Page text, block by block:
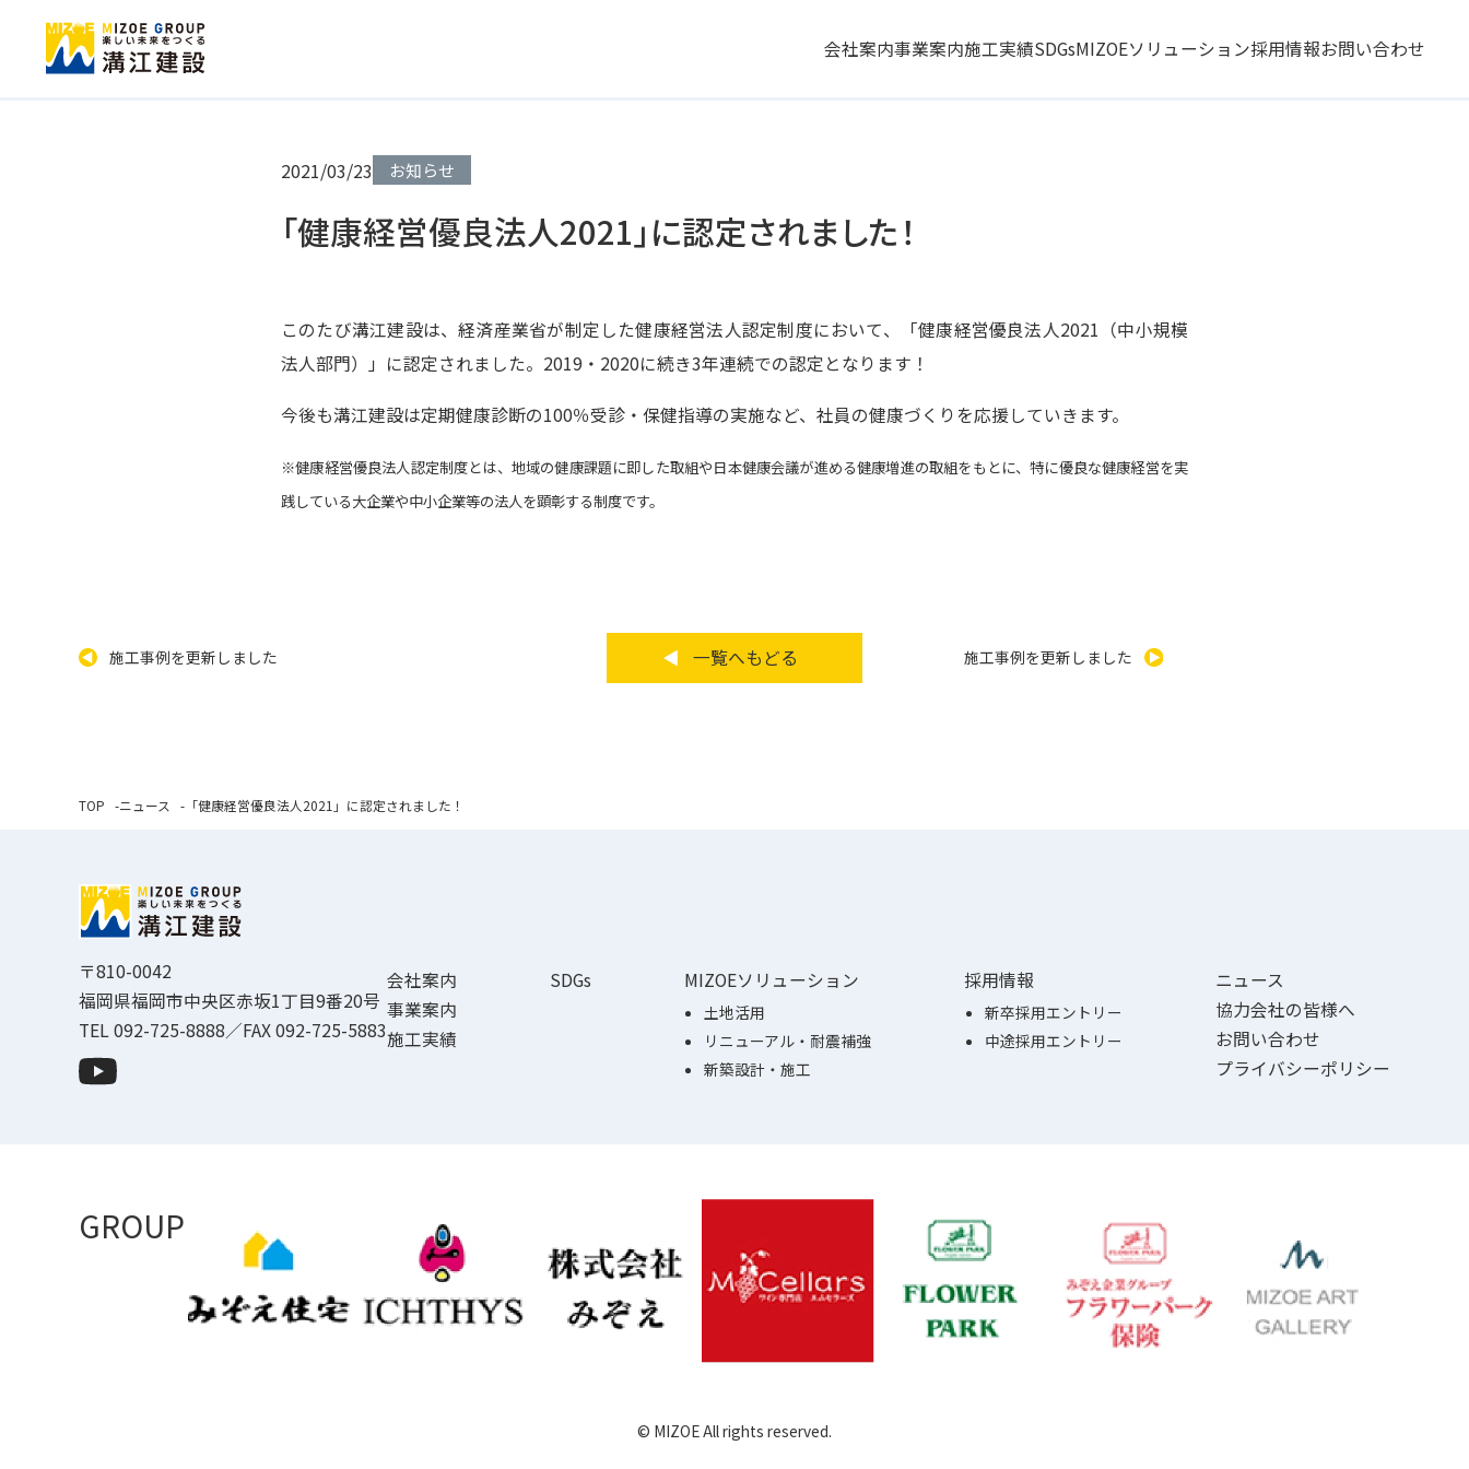
会社案内事業案内施工実績SDGsMIZOEソリューション採用情報お問い合わせ
2021/03/23 お知らせ
「健康経営優良法人2021」に認定されました！
このたび溝江建設は、経済産業省が制定した健康経営法人認定制度において、「健康経営優良法人2021（中小規模
法人部門）」に認定されました。2019・2020に続き3年連続での認定となります！
今後も溝江建設は定期健康診断の100％受診・保健指導の実施など、社員の健康づくりを応援していきます。
※健康経営優良法人認定制度とは、地域の健康課題に即した取組や日本健康会議が進める健康増進の取組をもとに、特に優良な健康経営を実
践している大企業や中小企業等の法人を顕彰する制度です。
施工事例を更新しました 一覧へもどる 施工事例を更新しました
TOP ニュース 「健康経営優良法人2021」に認定されました！
〒810-0042
福岡県福岡市中央区赤坂1丁目9番20号
TEL 092-725-8888／FAX 092-725-5883
会社案内
事業案内
施工実績
SDGs MIZOEソリューション
土地活用
リニューアル・耐震補強
新築設計・施工
採用情報
新卒採用エントリー
中途採用エントリー
ニュース
協力会社の皆様へ
お問い合わせ
プライバシーポリシー
GROUP
© MIZOE All rights reserved.